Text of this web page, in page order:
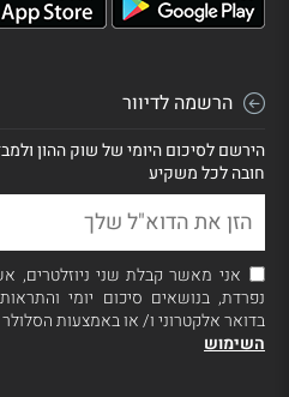
הרשמה לדיוור
הירשם לסיכום היומי של שוק ההון
חובה לכל משקיע
אני מאשר קבלת שני ניוזלטרים,
נפרדת, בנושאים סיכום יומי
בדואר אלקטרוני ו/ או באמצעות
השימוש